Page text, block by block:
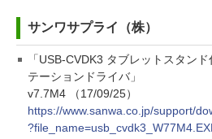
サンワサプライ（株）
「USB-CVDK3 タブレットスタン
テーションドライバ」
v7.7M4 （17/09/25）
https://www.sanwa.co.jp/support/